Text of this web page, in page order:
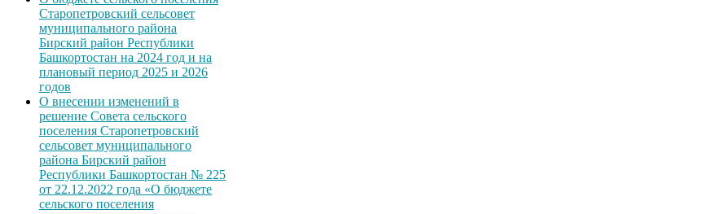
Старопетровский сельсовет
муниципального района
Бирский район Республики
Башкортостан на 2024 год и на
плановый период 2025 и 2026
годов
О внесении изменений в
решение Совета сельского
поселения Старопетровский
сельсовет муниципального
района Бирский район
Республики Башкортостан № 225
от 22.12.2022 года «О бюджете
сельского поселения